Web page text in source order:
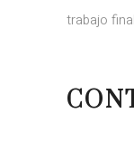
trabajo